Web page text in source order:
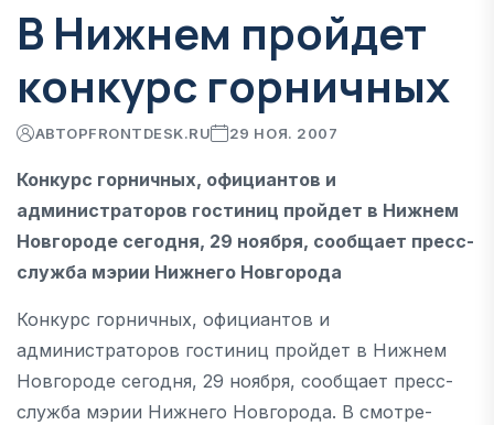
В Нижнем пройдет
конкурс горничных
АВТОРFRONTDESK.RU 29 НОЯ. 2007
Конкурс горничных, официантов и
администраторов гостиниц пройдет в Нижнем
Новгороде сегодня, 29 ноября, сообщает пресс-
служба мэрии Нижнего Новгорода
Конкурс горничных, официантов и
администраторов гостиниц пройдет в Нижнем
Новгороде сегодня, 29 ноября, сообщает пресс-
служба мэрии Нижнего Новгорода. В смотре-